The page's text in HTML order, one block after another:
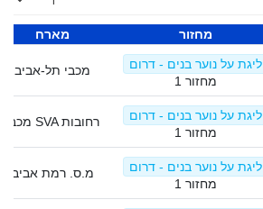
מארח מחזור
מכבי תל-אביב
ליגת על נוער בנים - דרום
מחזור 1
מכבי SVA רחובות
ליגת על נוער בנים - דרום
מחזור 1
מ.ס. רמת אביב
ליגת על נוער בנים - דרום
מחזור 1